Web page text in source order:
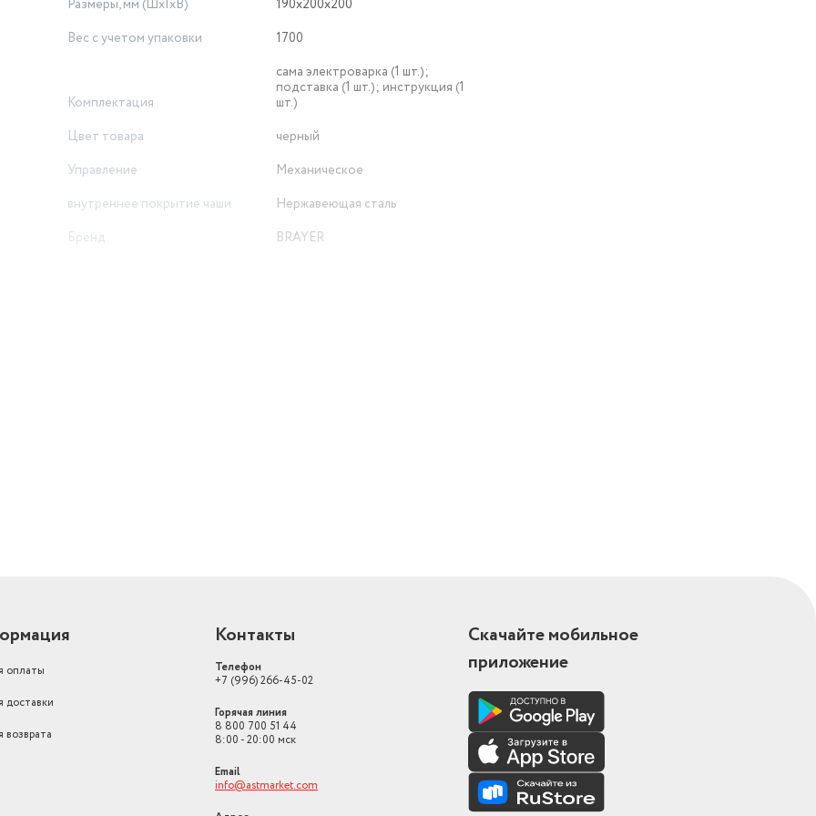
Размеры, мм (ШхГхВ)
190х200х200
Вес с учетом упаковки
1700
Комплектация
сама электроварка (1 шт.);
подставка (1 шт.); инструкция (1
шт.)
Цвет товара
черный
Управление
Механическое
внутреннее покрытие чаши
Нержавеющая сталь
Бренд
BRAYER
оплаты
доставки
возврата
Контакты
Телефон
+7 (996) 266-45-02
Горячая линия
8 800 700 51 44
8:00 - 20:00 мск
Email
info@astmarket.com
Скачайте мобильное
приложение